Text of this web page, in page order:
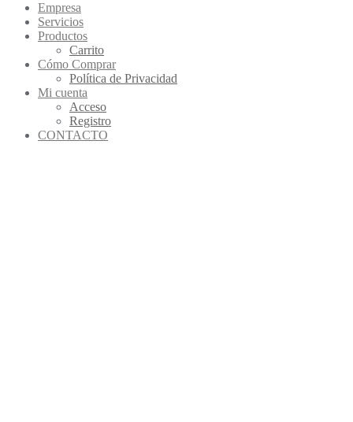
Empresa
Servicios
Productos
Carrito
Cómo Comprar
Política de Privacidad
Mi cuenta
Acceso
Registro
CONTACTO